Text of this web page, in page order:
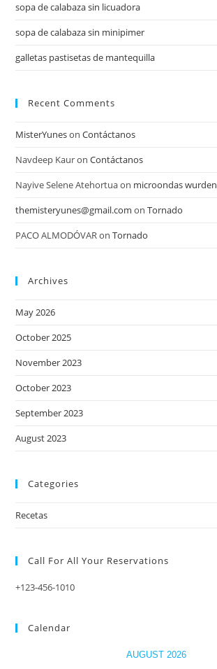
sopa de calabaza sin licuadora
sopa de calabaza sin minipimer
galletas pastisetas de mantequilla
Recent Comments
MisterYunesonContáctanos
Navdeep KauronContáctanos
Nayive Selene Atehortuaon microondas wurden
themisteryunes@gmail.com onTornado
PACO ALMODÓVARonTornado
Archives
May 2026
October 2025
November 2023
October 2023
September 2023
August 2023
Categories
Recetas
Call For All Your​ Reservations
+123-456-1010
Calendar
AUGUST 2026